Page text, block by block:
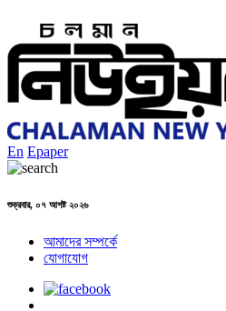
En Epaper
শুক্রবার, ০৭ আগষ্ট ২০২৬
আমাদের সম্পর্কে
যোগাযোগ